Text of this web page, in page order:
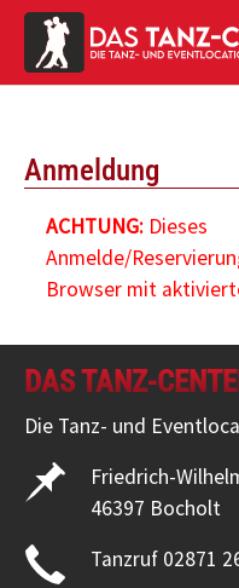
Anmeldung
ACHTUNG:Dieses
Anmelde/
Browser mit
DAS TANZ-
Die Tanz- und
Friedrich-
46397 Bocholt
Tanzruf 02871